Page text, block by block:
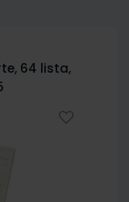
64 lista,